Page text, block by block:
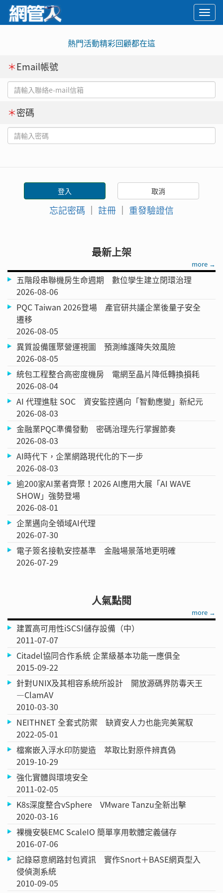
熱門活動精彩回顧都在這
＊Email帳號
＊密碼
忘記密碼 ｜ 註冊 ｜ 重發驗證信
最新上架
more →
五階段串聯機房生命週期 數位孿生建立閉環治理
2026-08-06
PQC Taiwan 2026登場 產官研共議企業後量子安全
遷移
2026-08-05
異質設備匯聚營運視圖 預測維護降失效風險
2026-08-05
統包工程整合高密度機房 電網至晶片降低轉換損耗
2026-08-04
AI 代理進駐 SOC 資安監控邁向「智動應變」新紀元
2026-08-03
金融業PQC準備發動 密碼治理先行掌握節奏
2026-08-03
AI時代下，企業網路現代化的下一步
2026-08-03
逾200家AI業者齊聚！2026 AI應用大展「AI WAVE
SHOW」強勢登場
2026-08-01
企業邁向全領域AI代理
2026-07-30
電子簽名接軌安控基準 金融場景落地更明確
2026-07-29
人氣點閱
more →
建置高可用性iSCSI儲存設備（中）
2011-07-07
Citadel協同合作系統 企業級基本功能一應俱全
2015-09-22
針對UNIX及其相容系統所設計 開放源碼界防毒天王
—ClamAV
2010-03-30
NEITHNET 全套式防禦 缺資安人力也能完美駕馭
2022-05-01
檔案嵌入浮水印防變造 萃取比對原件辨真偽
2019-10-29
強化實體與環境安全
2011-02-05
K8s深度整合vSphere VMware Tanzu全新出擊
2020-03-16
裸機安裝EMC ScaleIO 簡單享用軟體定義儲存
2016-07-06
記錄惡意網路封包資訊 實作Snort＋BASE網頁型入
侵偵測系統
2010-09-05